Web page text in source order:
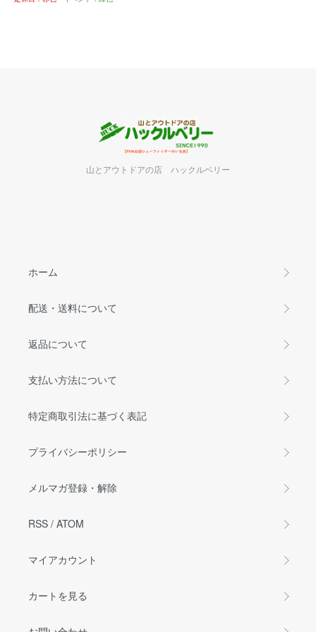
山とアウトドアの店 ハックルベリー
ホーム
配送・送料について
返品について
支払い方法について
特定商取引法に基づく表記
プライバシーポリシー
メルマガ登録・解除
RSS / ATOM
マイアカウント
カートを見る